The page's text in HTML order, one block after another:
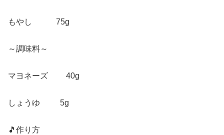
もやし 75g
～調味料～
マヨネーズ 40g
しょうゆ 5g
🎵作り方